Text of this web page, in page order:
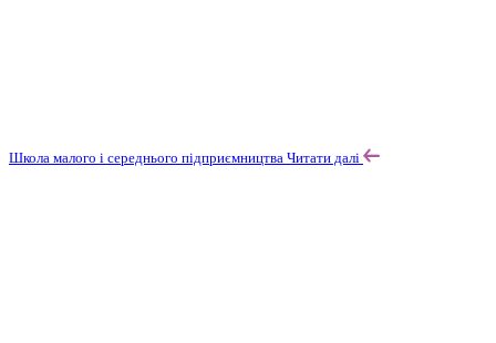
Школа малого і середнього підприємництва Читати далі